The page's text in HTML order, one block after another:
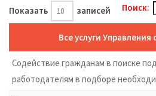
Показать записей Поиск:
Все услуги
Содействие гражданам в поиске
работодателям в подборе